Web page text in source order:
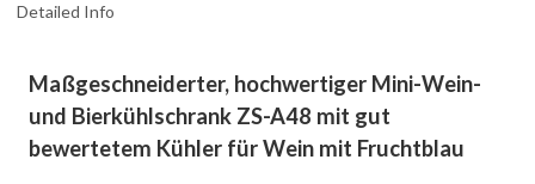
Detailed Info
Maßgeschneiderter, hochwertiger Mini-Wein-
und Bierkühlschrank ZS-A48 mit gut
bewertetem Kühler für Wein mit Fruchtblau